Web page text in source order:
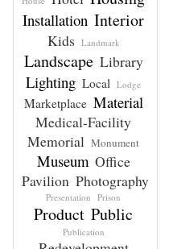
Installation Interior
Kids Landmark
Landscape Library
Lighting Local Lodge
Marketplace Material
Medical-Facility
Memorial Monument
Museum Office
Pavilion Photography
Presentation Prison
Product Public
Publication